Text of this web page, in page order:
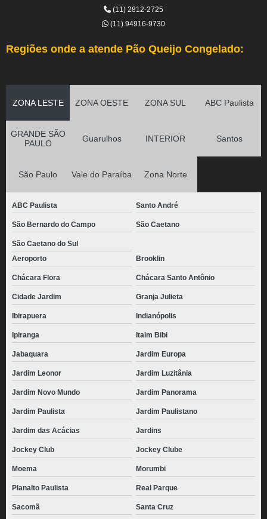
(11) 2812-2725
(11) 94916-9730
Regiões onde a atende Pão Queijo Congelado:
ZONA LESTE ZONA OESTE ZONA SUL ABC Paulista
GRANDE SÃO
PAULO
Guarulhos INTERIOR Santos
São Paulo Vale do Paraíba Zona Norte
ABC Paulista Santo André
São Bernardo do Campo São Caetano
São Caetano do Sul
Aeroporto
Brooklin
Chácara Flora Chácara Santo Antônio
Cidade Jardim Granja Julieta
Ibirapuera Indianópolis
Ipiranga Itaim Bibi
Jabaquara Jardim Europa
Jardim Leonor Jardim Luzitânia
Jardim Novo Mundo Jardim Panorama
Jardim Paulista Jardim Paulistano
Jardim das Acácias Jardins
Jockey Club Jockey Clube
Moema Morumbi
Planalto Paulista Real Parque
Sacomã Santa Cruz